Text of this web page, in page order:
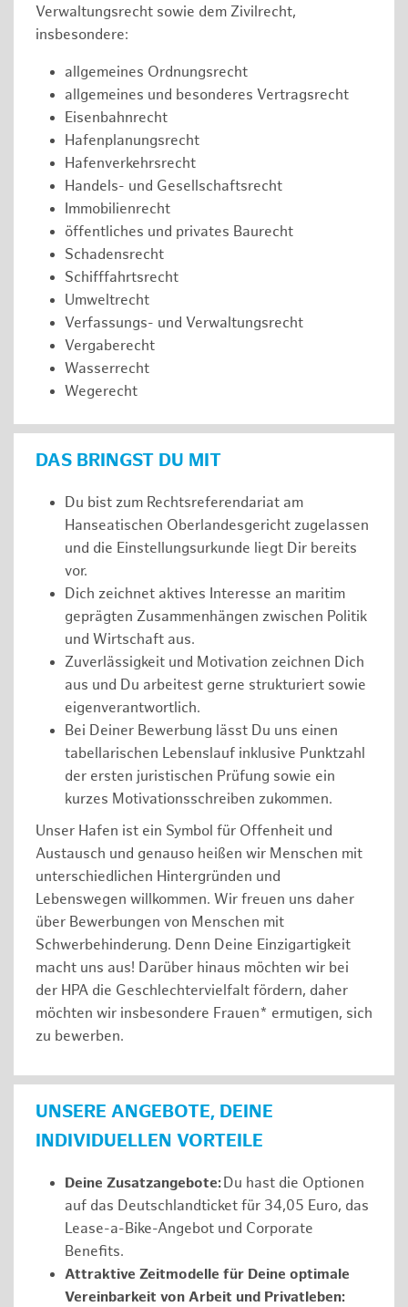
Verwaltungsrecht sowie dem Zivilrecht,
insbesondere:
allgemeines Ordnungsrecht
allgemeines und besonderes Vertragsrecht
Eisenbahnrecht
Hafenplanungsrecht
Hafenverkehrsrecht
Handels- und Gesellschaftsrecht
Immobilienrecht
öffentliches und privates Baurecht
Schadensrecht
Schifffahrtsrecht
Umweltrecht
Verfassungs- und Verwaltungsrecht
Vergaberecht
Wasserrecht
Wegerecht
DAS BRINGST DU MIT
Du bist zum Rechtsreferendariat am
Hanseatischen Oberlandesgericht zugelassen
und die Einstellungsurkunde liegt Dir bereits
vor.
Dich zeichnet aktives Interesse an maritim
geprägten Zusammenhängen zwischen Politik
und Wirtschaft aus.
Zuverlässigkeit und Motivation zeichnen Dich
aus und Du arbeitest gerne strukturiert sowie
eigenverantwortlich.
Bei Deiner Bewerbung lässt Du uns einen
tabellarischen Lebenslauf inklusive Punktzahl
der ersten juristischen Prüfung sowie ein
kurzes Motivationsschreiben zukommen.
Unser Hafen ist ein Symbol für Offenheit und
Austausch und genauso heißen wir Menschen mit
unterschiedlichen Hintergründen und
Lebenswegen willkommen. Wir freuen uns daher
über Bewerbungen von Menschen mit
Schwerbehinderung. Denn Deine Einzigartigkeit
macht uns aus! Darüber hinaus möchten wir bei
der HPA die Geschlechtervielfalt fördern, daher
möchten wir insbesondere Frauen* ermutigen, sich
zu bewerben.
UNSERE ANGEBOTE, DEINE
INDIVIDUELLEN VORTEILE
Deine Zusatzangebote: Du hast die Optionen
auf das Deutschlandticket für 34,05 Euro, das
Lease-a-Bike-Angebot und Corporate
Benefits.
Attraktive Zeitmodelle für Deine optimale
Vereinbarkeit von Arbeit und Privatleben: